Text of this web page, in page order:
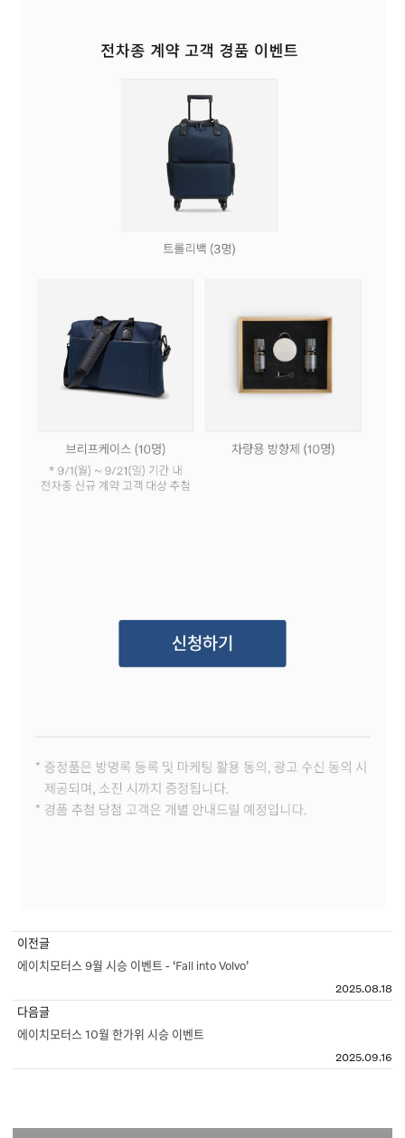
이전글
에이치모터스 9월 시승 이벤트 - ‘Fall into Volvo’
2025.08.18
다음글
에이치모터스 10월 한가위 시승 이벤트
2025.09.16